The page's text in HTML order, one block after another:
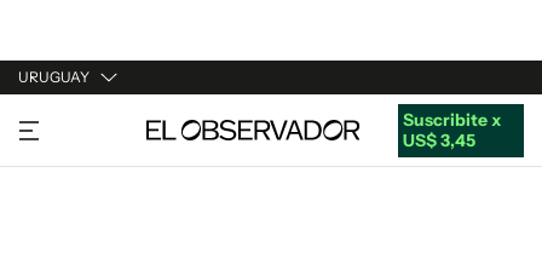
URUGUAY
URUGUAY
ARGENTINA
Suscribite x
US$ 3,45